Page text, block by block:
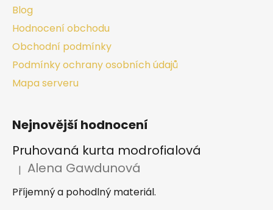
Blog
Hodnocení obchodu
Obchodní podmínky
Podmínky ochrany osobních údajů
Mapa serveru
Nejnovější hodnocení
Pruhovaná kurta modrofialová
Hodnocení produktu je 5 z 5 hvězdiček.
| Alena Gawdunová
Příjemný a pohodlný materiál.